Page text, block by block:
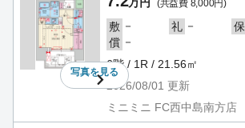
写真を見る
(共益費 8,000円)
敷 － 礼 － 保
償 －
6階 / 1R / 21.56㎡
2026/08/01 更新
ミニミニ FC西中島南方店